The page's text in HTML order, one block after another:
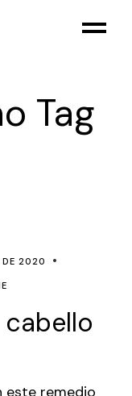
Tag
DE 2020
este remedio